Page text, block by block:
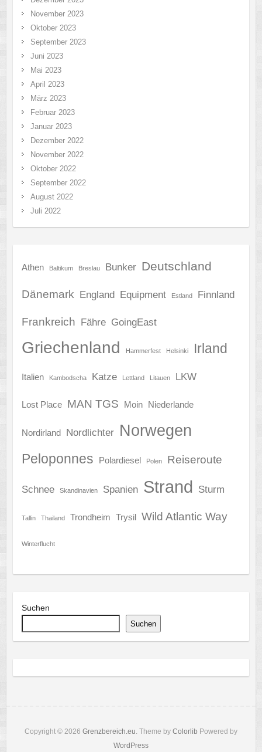
November 2023
Oktober 2023
September 2023
Juni 2023
Mai 2023
April 2023
März 2023
Februar 2023
Januar 2023
Dezember 2022
November 2022
Oktober 2022
September 2022
August 2022
Juli 2022
Athen Baltikum Breslau Bunker Deutschland
Dänemark England Equipment Estland Finnland
Frankreich Fähre GoingEast
Griechenland Hammerfest Helsinki Irland
Italien Kambodscha Katze Lettland Litauen LKW
Lost Place MAN TGS Moin Niederlande
Nordirland Nordlichter Norwegen
Peloponnes Polardiesel Polen Reiseroute
Schnee Skandinavien Spanien Strand Sturm
Tallin Thailand Trondheim Trysil Wild Atlantic Way
Winterflucht
Suchen
Suchen
Copyright © 2026 Grenzbereich.eu. Theme by Colorlib Powered by
WordPress